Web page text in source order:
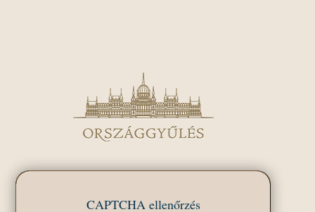
CAPTCHA ellenőrzés